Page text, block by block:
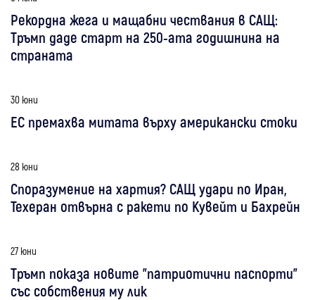
Рекордна жега и мащабни чествания в САЩ:
Тръмп даде старт на 250-ата годишнина на
страната
30 юни
ЕС премахва митата върху американски стоки
28 юни
Споразумение на хартия? САЩ удари по Иран,
Техеран отвърна с ракети по Кувейт и Бахрейн
27 юни
Тръмп показа новите "патриотични паспорти"
със собствения му лик